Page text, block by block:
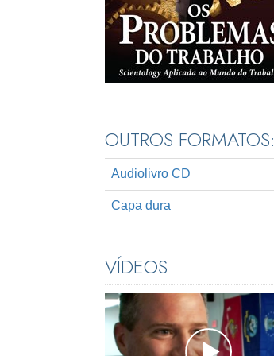
OUTROS FORMATOS:
Audiolivro CD
Capa dura
VÍDEOS